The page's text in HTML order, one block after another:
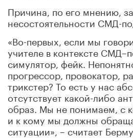
Причина, по его мнению,
несостоятельности СМД-
«Во-первых, если мы
учителе в контексте
симулятор, фейк.
прогрессор, провокатор,
трикстер? То есть у нас
отсутствует какой-либо
образ. Мы не понимаем, с
и к кому мы должны
ситуации», – считает